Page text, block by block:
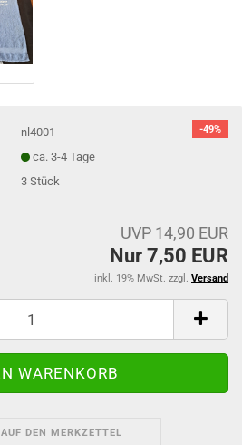
-49%
nl4001
ca. 3-4 Tage
3Stück
UVP 14,90 EUR
Nur 7,50 EUR
inkl. 19% MwSt. zzgl. Versand
AUF DEN MERKZETTEL